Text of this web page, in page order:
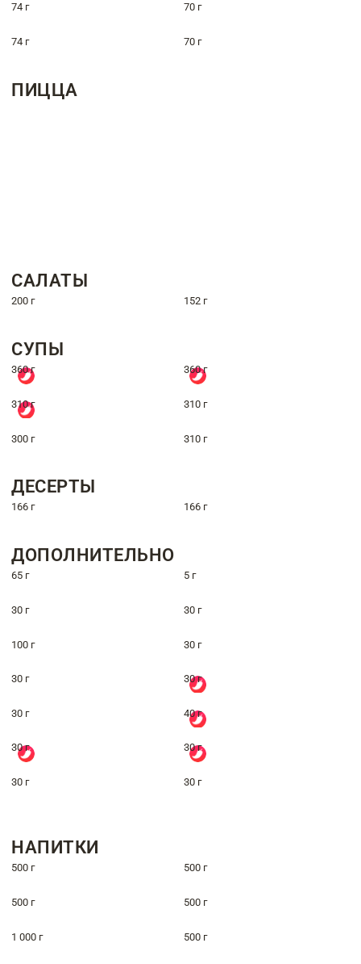
74 г 70 г
74 г 70 г
ПИЦЦА
САЛАТЫ
200 г 152 г
СУПЫ
360 г 360 г
310 г 310 г
300 г 310 г
ДЕСЕРТЫ
166 г 166 г
ДОПОЛНИТЕЛЬНО
65 г 5 г
30 г 30 г
100 г 30 г
30 г 30 г
30 г 40 г
30 г 30 г
30 г 30 г
НАПИТКИ
500 г 500 г
500 г 500 г
1 000 г 500 г